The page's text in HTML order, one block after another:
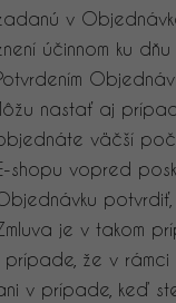
v
účinnom ku
nastať aj
väčší
shopu vopred
je v takom
prípade, že v
v prípade, keď